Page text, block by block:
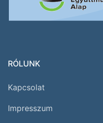
RÓLUNK
Kapcsolat
Impresszum